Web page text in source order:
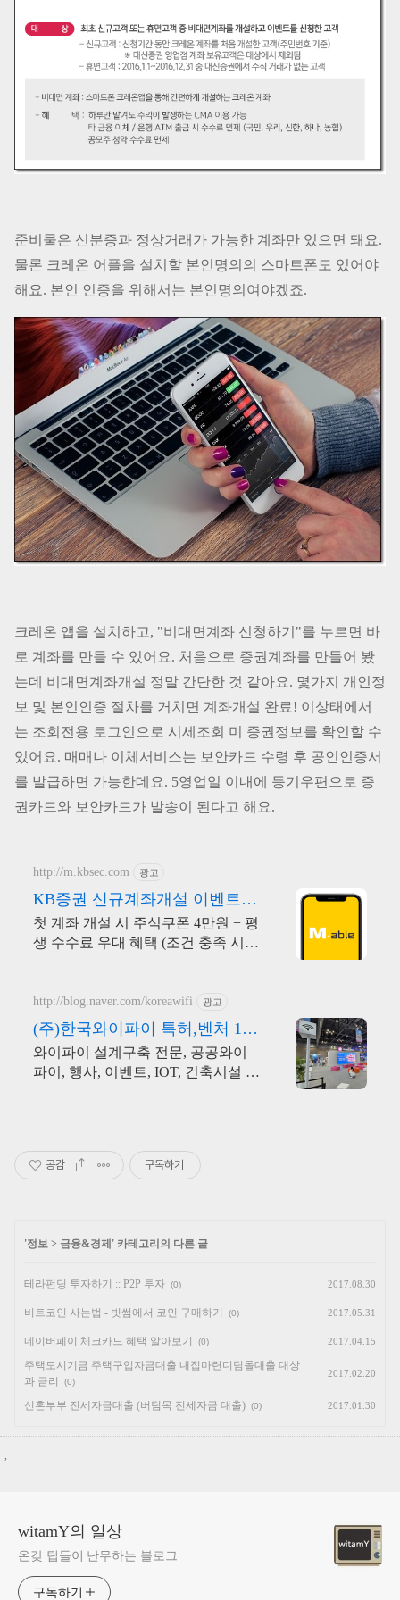
준비물은 신분증과 정상거래가 가능한 계좌만 있으면 돼요.
물론 크레온 어플을 설치할 본인명의의 스마트폰도 있어야
해요. 본인 인증을 위해서는 본인명의여야겠죠.
크레온 앱을 설치하고, "비대면계좌 신청하기"를 누르면 바
로 계좌를 만들 수 있어요. 처음으로 증권계좌를 만들어 봤
는데 비대면계좌개설 정말 간단한 것 같아요. 몇가지 개인정
보 및 본인인증 절차를 거치면 계좌개설 완료! 이상태에서
는 조회전용 로그인으로 시세조회 미 증권정보를 확인할 수
있어요. 매매나 이체서비스는 보안카드 수령 후 공인인증서
를 발급하면 가능한데요. 5영업일 이내에 등기우편으로 증
권카드와 보안카드가 발송이 된다고 해요.
http://m.kbsec.com 광고
KB증권 신규계좌개설 이벤트
국내주식쿠폰 최대 5만원
첫 계좌 개설 시 주식쿠폰 4만원 + 평
생 수수료 우대 혜택 (조건 충족 시)
http://blog.naver.com/koreawifi 광고
(주)한국와이파이 특허,벤처 1:1
맞춤 상담 및 견적
와이파이 설계구축 전문, 공공와이
파이, 행사, 이벤트, IOT, 건축시설 와
공감 구독하기
'정보> 금융&경제' 카테고리의 다른 글
테라펀딩 투자하기 :: P2P 투자 (0) 2017.08.30
비트코인 사는법 - 빗썸에서 코인 구매하기 (0) 2017.05.31
네이버페이 체크카드 혜택 알아보기 (0) 2017.04.15
주택도시기금 주택구입자금대출 내집마련디딤돌대출 대상
과 금리
(0)
2017.02.20
신혼부부 전세자금대출 (버팀목 전세자금 대출) (0) 2017.01.30
,
witamY의 일상
온갖 팁들이 난무하는 블로그
구독하기